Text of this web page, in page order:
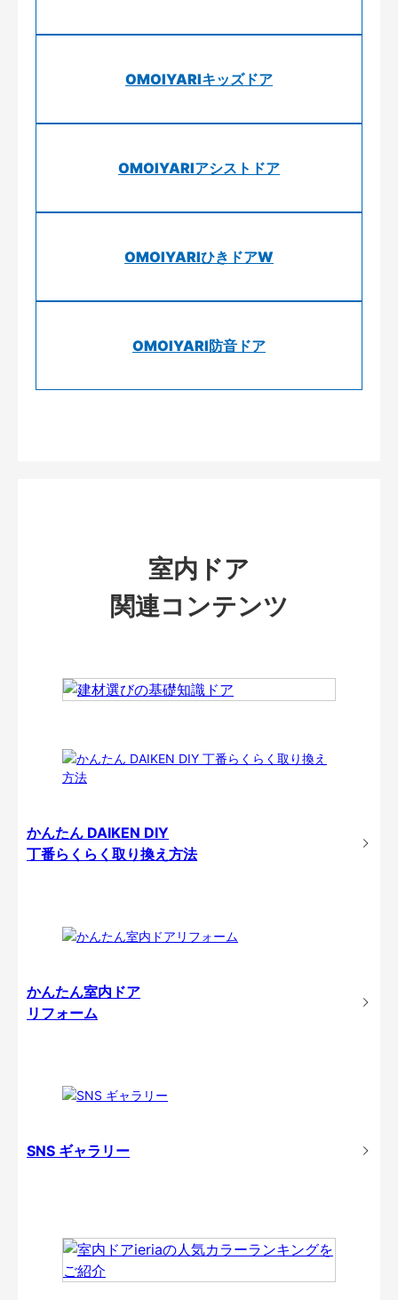
OMOIYARIキッズドア
OMOIYARIアシストドア
OMOIYARIひきドアW
OMOIYARI防音ドア
室内ドア
関連コンテンツ
かんたん DAIKEN DIY
丁番らくらく取り換え方法
かんたん室内ドア
リフォーム
SNS ギャラリー